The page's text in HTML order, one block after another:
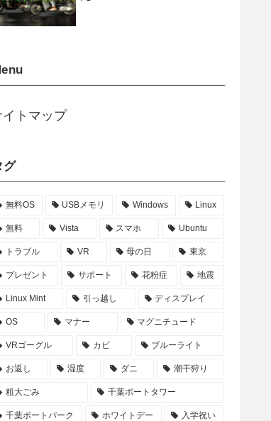
イトマップ
グ
無料OS USBメモリ Windows Linux
無料 Vista スマホ Ubuntu
トラブル VR 母の日 東京
プレゼント サポート 花粉症 地震
Linux Mint 引っ越し ディスプレイ
OS マナー マグニチュード
VRゴーグル カビ ブルーライト
お返し 湿度 ダニ 潮干狩り
粗大ごみ 千葉ポートタワー
千葉ポートパーク ホワイトデー 入学祝い